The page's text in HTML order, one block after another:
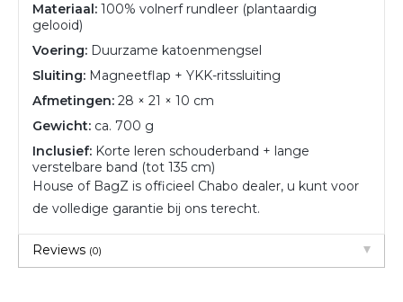
Materiaal: 100% volnerf rundleer (plantaardig
gelooid)
Voering: Duurzame katoenmengsel
Sluiting: Magneetflap + YKK-ritssluiting
Afmetingen: 28 × 21 × 10 cm
Gewicht: ca. 700 g
Inclusief: Korte leren schouderband + lange
verstelbare band (tot 135 cm)
House of BagZ is officieel Chabo dealer, u kunt voor
de volledige garantie bij ons terecht.
Reviews (0)